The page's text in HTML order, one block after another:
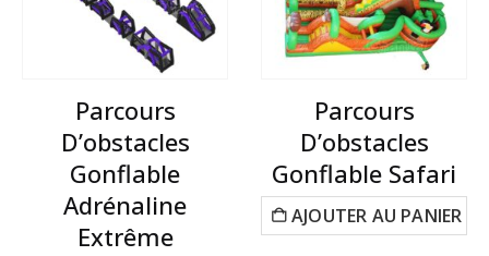
Parcours
D’obstacles
Gonflable
Adrénaline
Extrême
Parcours
D’obstacles
Gonflable Safari
AJOUTER AU PANIER